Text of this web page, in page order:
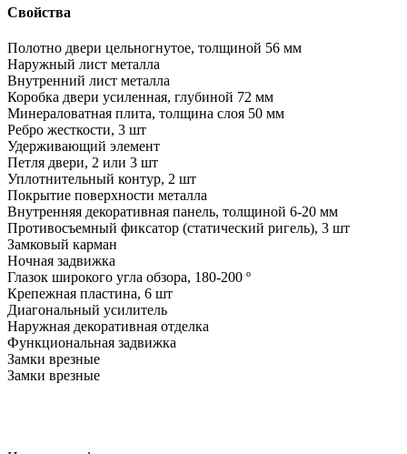
Свойства
Полотно двери цельногнутое, толщиной 56 мм
Наружный лист металла
Внутренний лист металла
Коробка двери усиленная, глубиной 72 мм
Минераловатная плита, толщина слоя 50 мм
Ребро жесткости, 3 шт
Удерживающий элемент
Петля двери, 2 или 3 шт
Уплотнительный контур, 2 шт
Покрытие поверхности металла
Внутренняя декоративная панель, толщиной 6-20 мм
Противосъемный фиксатор (статический ригель), 3 шт
Замковый карман
Ночная задвижка
Глазок широкого угла обзора, 180-200 º
Крепежная пластина, 6 шт
Диагональный усилитель
Наружная декоративная отделка
Функциональная задвижка
Замки врезные
Замки врезные